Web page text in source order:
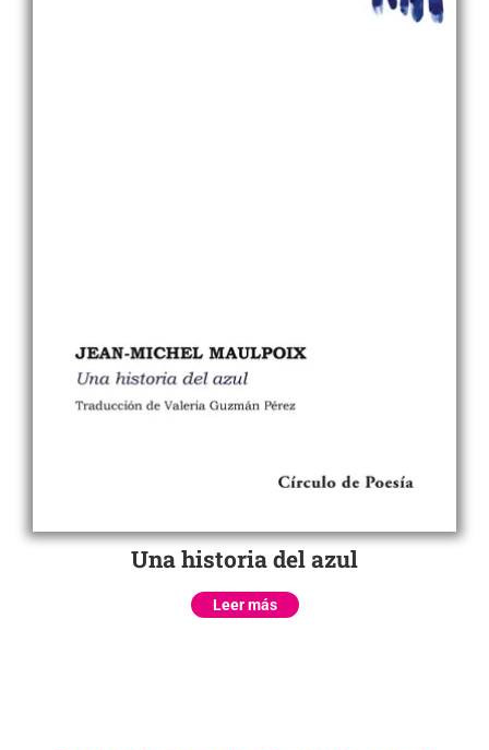
Una historia del azul
Leer más